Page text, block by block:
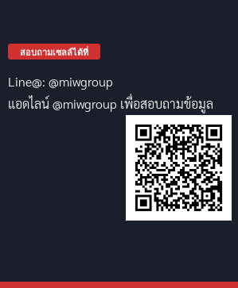
สอบถามเซลล์ได้ที่
Line@: @miwgroup
แอดไลน์ @miwgroup เพื่อสอบถามข้อมูล